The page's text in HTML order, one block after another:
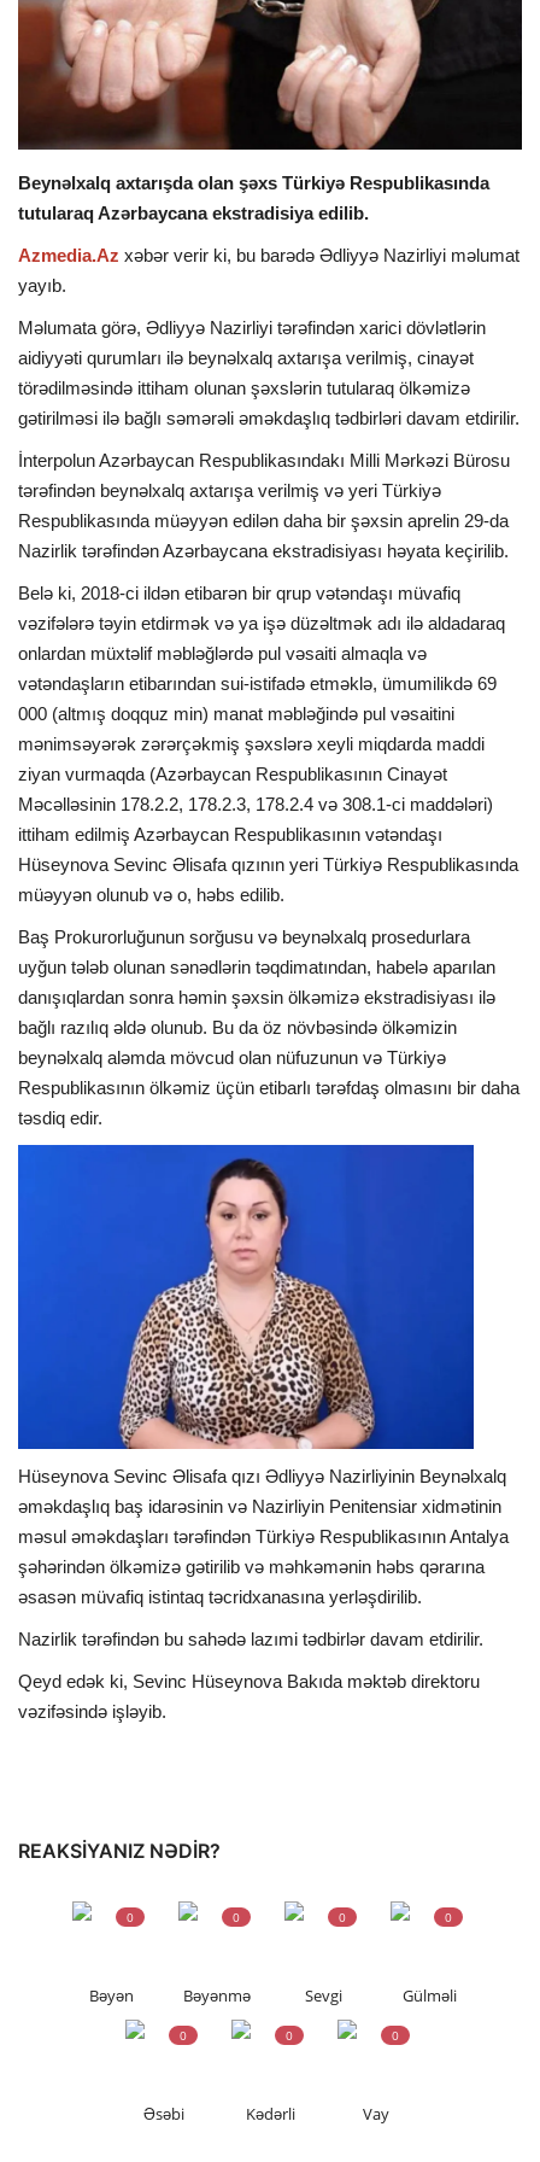
İDMAN
DÜNYA
MARAQLI
ŞOU BİZNES
MÜSAHİBƏ
İKT
Beynəlxalq axtarışda olan şəxs Türkiyə Respublikasında
tutularaq Azərbaycana ekstradisiya edilib.
Azmedia.Az xəbər verir ki, bu barədə Ədliyyə Nazirliyi məlumat
yayıb.
Məlumata görə, Ədliyyə Nazirliyi tərəfindən xarici dövlətlərin
aidiyyəti qurumları ilə beynəlxalq axtarışa verilmiş, cinayət
törədilməsində ittiham olunan şəxslərin tutularaq ölkəmizə
gətirilməsi ilə bağlı səmərəli əməkdaşlıq tədbirləri davam etdirilir.
İnterpolun Azərbaycan Respublikasındakı Milli Mərkəzi Bürosu
tərəfindən beynəlxalq axtarışa verilmiş və yeri Türkiyə
Respublikasında müəyyən edilən daha bir şəxsin aprelin 29-da
Nazirlik tərəfindən Azərbaycana ekstradisiyası həyata keçirilib.
Belə ki, 2018-ci ildən etibarən bir qrup vətəndaşı müvafiq
vəzifələrə təyin etdirmək və ya işə düzəltmək adı ilə aldadaraq
onlardan müxtəlif məbləğlərdə pul vəsaiti almaqla və
vətəndaşların etibarından sui-istifadə etməklə, ümumilikdə 69
000 (altmış doqquz min) manat məbləğində pul vəsaitini
mənimsəyərək zərərçəkmiş şəxslərə xeyli miqdarda maddi
ziyan vurmaqda (Azərbaycan Respublikasının Cinayət
Məcəlləsinin 178.2.2, 178.2.3, 178.2.4 və 308.1-ci maddələri)
ittiham edilmiş Azərbaycan Respublikasının vətəndaşı
Hüseynova Sevinc Əlisafa qızının yeri Türkiyə Respublikasında
müəyyən olunub və o, həbs edilib.
Baş Prokurorluğunun sorğusu və beynəlxalq prosedurlara
uyğun tələb olunan sənədlərin təqdimatından, habelə aparılan
danışıqlardan sonra həmin şəxsin ölkəmizə ekstradisiyası ilə
bağlı razılıq əldə olunub. Bu da öz növbəsində ölkəmizin
beynəlxalq aləmda mövcud olan nüfuzunun və Türkiyə
Respublikasının ölkəmiz üçün etibarlı tərəfdaş olmasını bir daha
təsdiq edir.
Hüseynova Sevinc Əlisafa qızı Ədliyyə Nazirliyinin Beynəlxalq
əməkdaşlıq baş idarəsinin və Nazirliyin Penitensiar xidmətinin
məsul əməkdaşları tərəfindən Türkiyə Respublikasının Antalya
şəhərindən ölkəmizə gətirilib və məhkəmənin həbs qərarına
əsasən müvafiq istintaq təcridxanasına yerləşdirilib.
Nazirlik tərəfindən bu sahədə lazımi tədbirlər davam etdirilir.
Qeyd edək ki, Sevinc Hüseynova Bakıda məktəb direktoru
vəzifəsində işləyib.
REAKSIYANIZ NƏDIR?
Bəyən
0
Bəyənmə
0
Sevgi
0
Gülməli
0
Əsəbi
0
Kədərli
0
Vay
0